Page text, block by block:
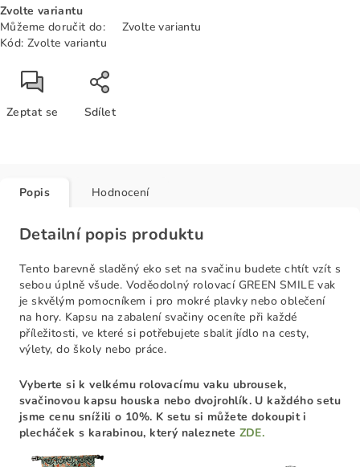
cena:
Zvolte variantu
Můžeme doručit do:
Zvolte variantu
Kód: Zvolte variantu
Zeptat se Sdílet
Popis Hodnocení
Detailní popis produktu
Tento barevně sladěný eko set na svačinu budete chtít vzít s
sebou úplně všude. Voděodolný rolovací GREEN SMILE vak
je skvělým pomocníkem i pro mokré plavky nebo oblečení
na hory. Kapsu na zabalení svačiny oceníte při každé
příležitosti, ve které si potřebujete sbalit jídlo na cesty,
výlety, do školy nebo práce.
Vyberte si k velkému rolovacímu vaku ubrousek,
svačinovou kapsu houska nebo dvojrohlík. U každého setu
jsme cenu snížili o 10%. K setu si můžete dokoupit i
plecháček s karabinou, který naleznete ZDE.